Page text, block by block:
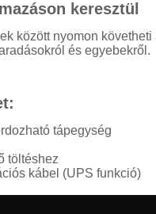
keresztül
között nyomon
és egyebekről.
tápegység
töltéshez
kábel (UPS funkció)